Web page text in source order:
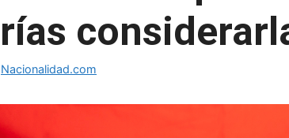
Nacionalidad.com